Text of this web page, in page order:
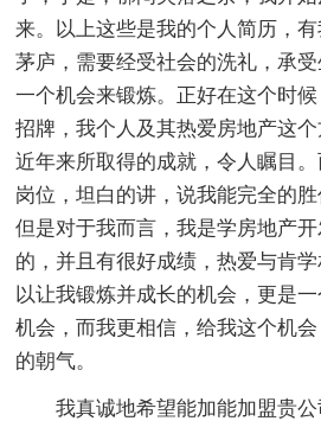
来。以上这些是我的个人简历，
茅庐，需要经受社会的洗礼，承
一个机会来锻炼。正好在这个时
招牌，我个人及其热爱房地产这
近年来所取得的成就，令人瞩目
岗位，坦白的讲，说我能完全的胜
但是对于我而言，我是学房地产
的，并且有很好成绩，热爱与肯
以让我锻炼并成长的机会，更是
机会，而我更相信，给我这个机
的朝气。
我真诚地希望能加能加盟贵